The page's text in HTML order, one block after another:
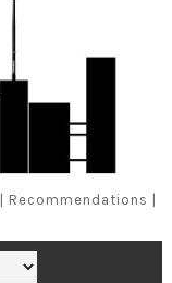
Recommendations |